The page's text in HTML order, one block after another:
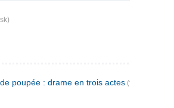
poupée : drame en trois actes (fransk)